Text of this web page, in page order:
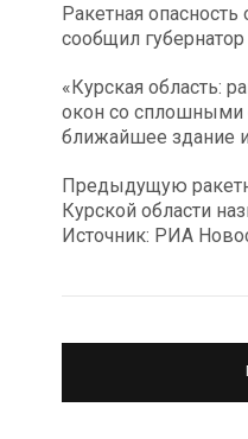
Ракетная
сообщил
«Курская область:
окон со сплошными
ближайшее здание
Предыдущую
Курской области
Источник: РИА